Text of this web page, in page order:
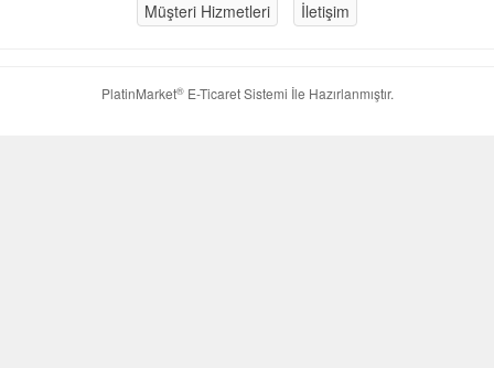
Müşteri Hizmetleri İletişim
PlatinMarket®E-Ticaret Sistemi İle Hazırlanmıştır.